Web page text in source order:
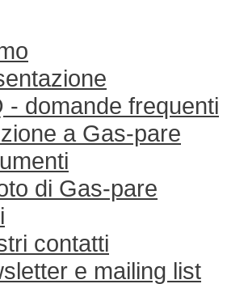
- domande frequenti
a Gas-pare
di Gas-pare
contatti
e mailing list